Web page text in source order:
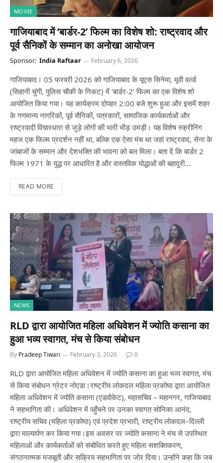
MOVIE
गाजियाबाद में ‘बार्डर-2’ फिल्म का विशेष शो: राष्ट्रवाद और
पूर्व सैनिकों के सम्मान का अनोखा आयोजन
Sponsor: India Raftaar February 6, 2026
गाजियाबाद। 05 फरवरी 2026 को गाजियाबाद के यूएस सिनेमा, मूवी वर्ल्ड
(सिहानी चुंगी, पुलिस चौकी के निकट) में ‘बार्डर-2’ फिल्म का एक विशेष शो
आयोजित किया गया। यह कार्यक्रम दोपहर 2:00 बजे शुरू हुआ और इसमें शहर
के गणमान्य नागरिकों, पूर्व सैनिकों, पत्रकारों, सामाजिक कार्यकर्ताओं और
राष्ट्रवादी विचारधारा से जुड़े लोगों की भारी भीड़ उमड़ी। यह विशेष स्क्रीनिंग
महज एक फिल्म प्रदर्शन नहीं था, बल्कि एक ऐसा मंच था जहां राष्ट्रवाद, सेना के
जांबाजों के सम्मान और देशभक्ति की भावना को बल मिला। बता दें कि बार्डर 2
फिल्म 1971 के युद्ध पर आधारित है और वास्तविक योद्धाओं की बहादुरी…
READ MORE
NEWS
RLD द्वारा आयोजित महिला अधिवेशन में ज्योति कसाना का
हुआ भव्य स्वागत, मंच से किया संबोधन
By Pradeep Tiwari February 3, 2026 0
RLD द्वारा आयोजित महिला अधिवेशन में ज्योति कसाना का हुआ भव्य स्वागत, मंच
से किया संबोधन ग्रेटर नोएडा।राष्ट्रीय लोकदल महिला प्रकोष्ठ द्वारा आयोजित
महिला अधिवेशन में ज्योति कसाना (एडवोकेट), महासचिव – महानगर, गाजियाबाद
ने सहभागिता की। अधिवेशन में पहुँचने पर उनका स्वागत सोनिका आनंद,
राष्ट्रीय सचिव (महिला प्रकोष्ठ) एवं प्रदेश प्रभारी, राष्ट्रीय लोकदल–दिल्ली
द्वारा माल्यार्पण कर किया गया।इस अवसर पर ज्योति कसाना ने मंच से उपस्थित
महिलाओं और कार्यकर्ताओं को संबोधित करते हुए महिला सशक्तिकरण,
संगठनात्मक मजबूती और सक्रिय सहभागिता पर जोर दिया। उन्होंने कहा कि जब